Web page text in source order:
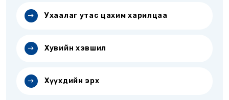
Ухаалаг утас цахим харилцаа
Хувийн хэвшил
Хүүхдийн эрх